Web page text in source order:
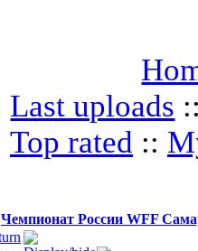
Last uploads
Top rated ::
Чемпионат России WFF